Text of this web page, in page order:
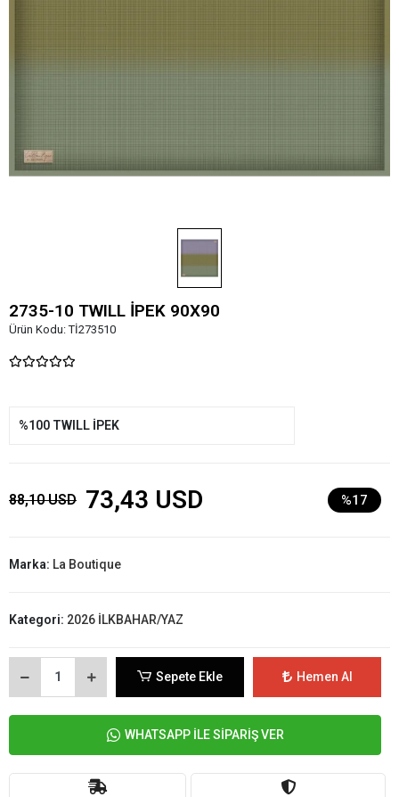
2735-10 TWILL İPEK 90X90
Ürün Kodu:Tİ273510
%100 TWILL İPEK
88,10 USD 73,43 USD %17
Marka: La Boutique
Kategori: 2026 İLKBAHAR/YAZ
Sepete Ekle Hemen Al
WHATSAPP İLE SİPARİŞ VER